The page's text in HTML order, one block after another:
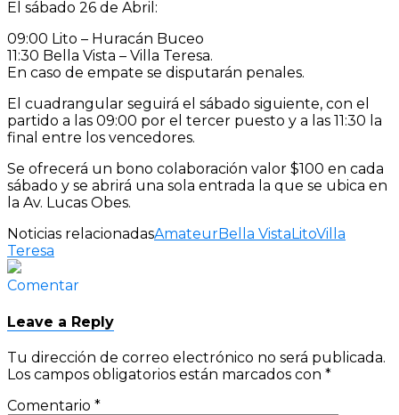
El sábado 26 de Abril:
09:00 Lito – Huracán Buceo
11:30 Bella Vista – Villa Teresa.
En caso de empate se disputarán penales.
El cuadrangular seguirá el sábado siguiente, con el
partido a las 09:00 por el tercer puesto y a las 11:30 la
final entre los vencedores.
Se ofrecerá un bono colaboración valor $100 en cada
sábado y se abrirá una sola entrada la que se ubica en
la Av. Lucas Obes.
Noticias relacionadasAmateurBella Vista LitoVilla
Teresa
Comentar
Leave a Reply
Tu dirección de correo electrónico no será publicada.
Los campos obligatorios están marcados con *
Comentario *